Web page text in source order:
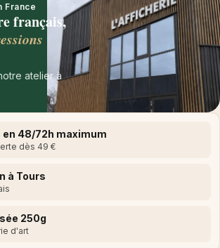
France
français,
atelier à
en 48/72h maximum
dès 49 €
à Tours
250g
d'art